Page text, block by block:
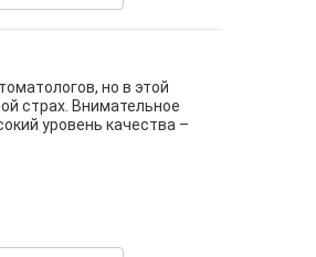
но в этой
страх. Внимательное
уровень качества –